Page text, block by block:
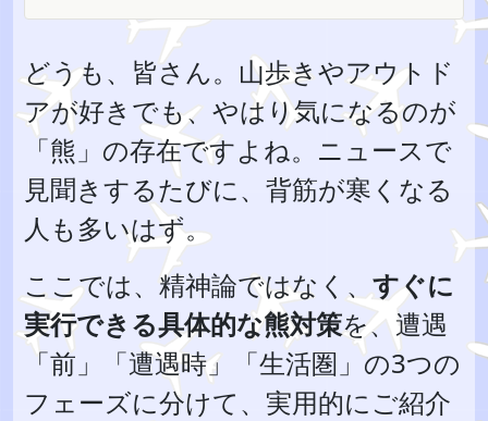
どうも、皆さん。山歩きやアウトド
アが好きでも、やはり気になるのが
「熊」の存在ですよね。ニュースで
見聞きするたびに、背筋が寒くなる
人も多いはず。
ここでは、精神論ではなく、 すぐに
実行できる具体的な熊対策を、遭遇
「前」「遭遇時」「生活圏」の3つの
フェーズに分けて、実用的にご紹介